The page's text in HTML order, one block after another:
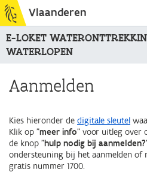
Vlaanderen
E-LOKET
WATERLOPEN
Aanmelden
Kies hieronder de digitale sleutel
Klik op "meer info" voor uitleg over
de knop "hulp nodig bij aanmelden?
ondersteuning bij het aanmelden of
gratis nummer 1700.